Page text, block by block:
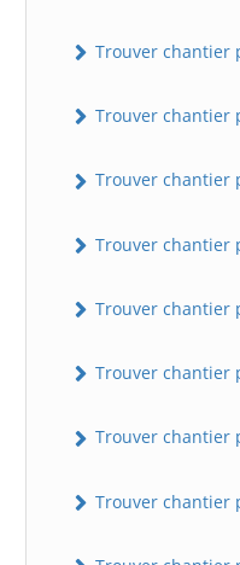
Trouver chantier
Trouver chantier
Trouver chantier
Trouver chantier
Trouver chantier
Trouver chantier
Trouver chantier
Trouver chantier